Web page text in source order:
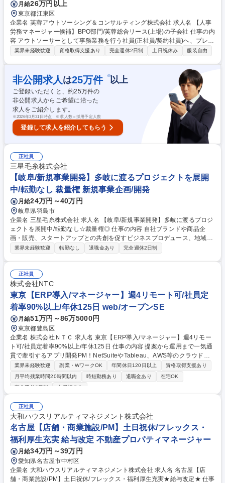
ティPdM
月給26万円以上
東京都江東区
企業名 芙蓉アウトソーシング＆コンサルティング株式会社 求人名 【人事
労務マネージャー候補】BPO部門/芙蓉総合リース(上場)の子会社 仕事の内
容 アウトソーサーとして事務業務を行う社員(正社員/契約社員)へ、プレイ
ングマネージャーとして指導をお任せします。近い将来、または入社時に
クライアントの人事労務業務（給与計算・社会保険手続き等）運用管理 ■
実務担当社員（正社員・契約社員）への実務指導およびマネジメント ■ク
ライアントとの折衝、進捗管理、クオリティコントロール ■プレイングマ
ネージャーとしての実務対応 募集職種 【人事労務マネージャー候補】BP
O部門/芙蓉総合リース(上場)の子会社
業界未経験歓迎 資格取得支援あり 完全週休2日制 土日祝休み 服装自由
非公開求人 は25万件 ※以上
ご登録いただくと、約25万件の
非公開求人からご希望に沿った
求人をご紹介します。
※2026年3月31日時点 ※求人数＝採用予定人数
登録して求人を紹介してもらう
正社員
三星毛糸株式会社
【岐阜/新規事業開発】多岐に渡るプロジェクトを展開
中/転勤なし 裁量権 新規事業企画/開発
月給24万円～40万円
岐阜県羽島市
企業名 三星毛糸株式会社 求人名 【岐阜/新規事業開発】多岐に渡るプロジ
ェクトを展開中/転勤なし☆裁量権◎ 仕事の内容 自社ブランドや商品企
画・販売、スタートアップとの共創を促すビジネスプロデュース、地域・
行政・大学との連携による新たな価値創造など、多岐に渡る新規事業開発
パッケージ化までの一連のプロセスを担当）◆コミュニティ運営（経営
者・事業承継者・スタートアップをつなぐクロッシングコミュニティ「TA
KIBI & Co.」の企画・運営、メンバーの課題に合わせた勉強会・マッチン
グ・合宿の設計・実施◆EC・販促企画（自社商品の販路拡大、販売戦
略、WEBマーケティング支援など） 募集職種 【岐阜/新規事業開発】多岐
に渡るプロジェクトを展開中/転勤なし☆裁量権◎
業界未経験歓迎 転勤なし 退職金あり 完全週休2日制
正社員
株式会社NTC
東京【ERP導入/マネージャー】週4リモート可/社員定
着率90%以上/年休125日 web/オープンSE
月給51万円～86万5000円
東京都豊島区
企業名 株式会社ＮＴＣ 求人名 東京【ERP導入/マネージャー】週4リモー
ト可/社員定着率90%以上/年休125日 仕事の内容 提案から運用まで一気通
貫で牽引するアプリ開発PM！NetSuiteやTableau、AWS等のクラウドを
駆使し、高速・高品質なシステム導入で企業のDXを強力支援。裁量ある
環境で変革をリードできます！ 【詳細】■顧客との折衝、提案、PoC実施
■要件定義、設計、開発、試験、保守運用 ■プロジェクト計画策定、進行
レビュー対応 ※チーム体制での参画となり、最初は5名程度のチームから
担当。経験・志向に応じて規模を決定します。 募集職種 東京【ERP導入/
マネージャー】週4リモート可/社員定着率90%以上/年休125日
業界未経験歓迎 副業・WワークOK 年間休日120日以上
資格取得支援あり
月平均残業時間20時間以内
時短勤務あり 退職金あり
在宅OK
完全週休2日制
土日祝休み
正社員
大和ハウスリアルティマネジメント株式会社
名古屋【店舗・商業施設/PM】土日祝休/フレックス・
福利厚生充実 給与改定 不動産プロパティマネージャー
月給34万円～39万円
愛知県名古屋市中村区
企業名 大和ハウスリアルティマネジメント株式会社 求人名 名古屋【店
舗・商業施設/PM】土日祝休/フレックス・福利厚生充実★給与改定★ 仕事